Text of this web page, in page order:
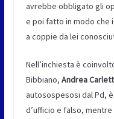
avrebbe obbligato gli
e poi fatto in modo che
a coppie da lei
Nell’inchiesta è
Bibbiano, Andrea
autosospesosi dal Pd,
d’ufficio e falso,